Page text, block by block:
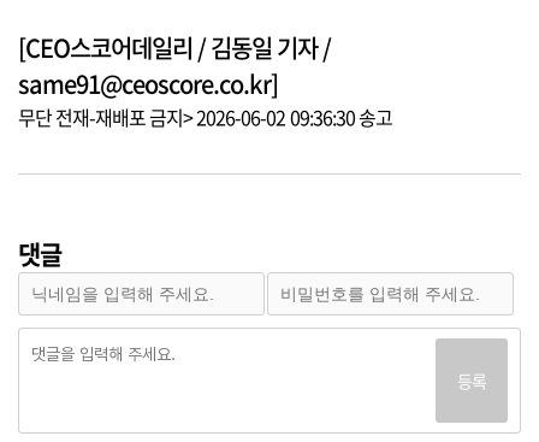
[CEO스코어데일리 / 김동일 기자 /
same91@ceoscore.co.kr]
무단 전재-재배포 금지> 2026-06-02 09:36:30 송고
댓글
등록